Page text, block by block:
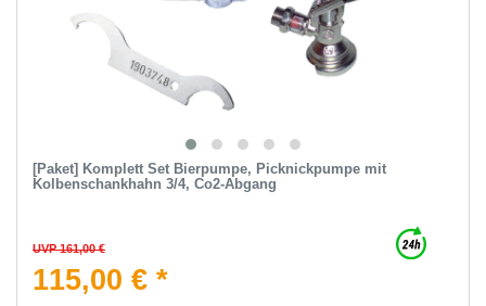
[Paket] Komplett Set Bierpumpe, Picknickpumpe mit
Kolbenschankhahn 3/4, Co2-Abgang
UVP 161,00 €
115,00 € *